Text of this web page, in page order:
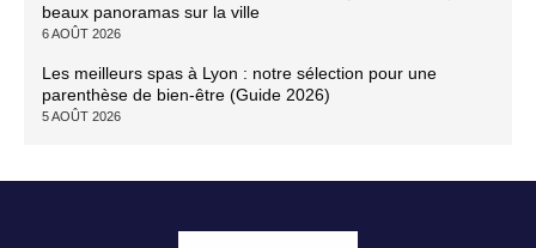
beaux panoramas sur la ville
6 AOÛT 2026
Les meilleurs spas à Lyon : notre sélection pour une
parenthèse de bien-être (Guide 2026)
5 AOÛT 2026